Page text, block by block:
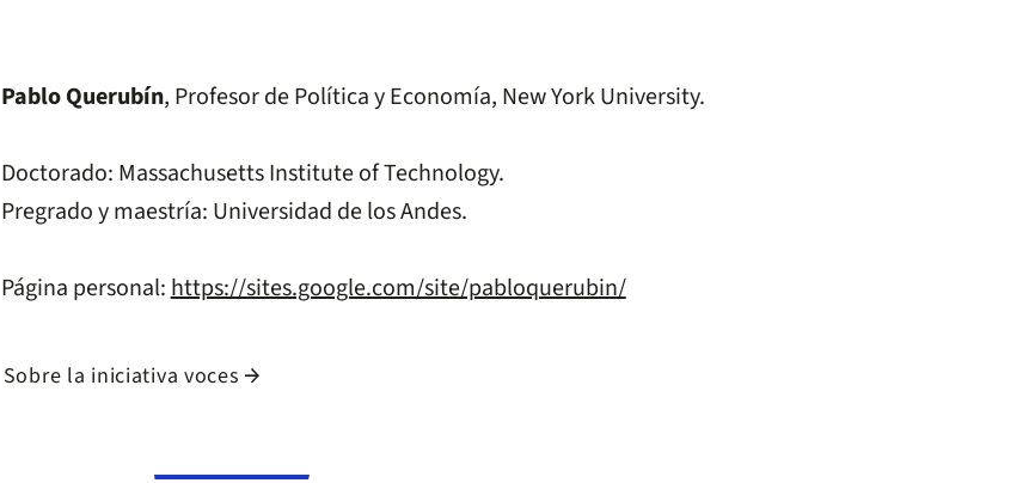
Pablo Querubín, Profesor de Política y Economía, New York University.
Doctorado: Massachusetts Institute of Technology.
Pregrado y maestría: Universidad de los Andes.
Página personal:https://sites.google.com/site/pabloquerubin/
Sobre la iniciativa voces arrow_forward